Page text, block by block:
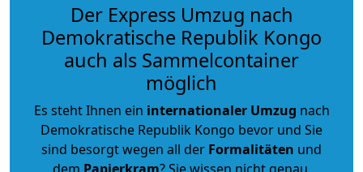
Der Express Umzug nach
Demokratische Republik Kongo
auch als Sammelcontainer
möglich
Es steht Ihnen ein internationaler Umzug nach
Demokratische Republik Kongo bevor und Sie
sind besorgt wegen all der Formalitäten und